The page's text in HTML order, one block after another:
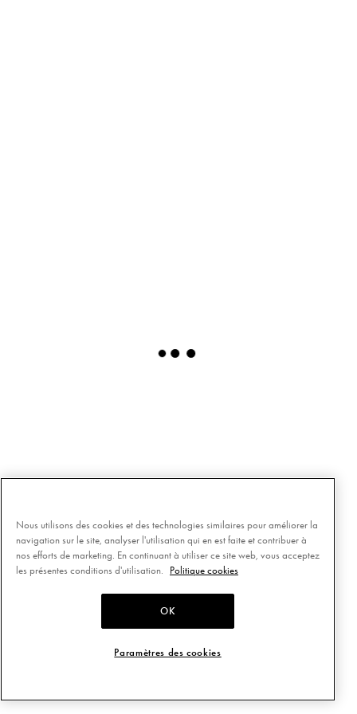
Nous utilisons des cookies et des technologies similaires pour améliorer la
navigation sur le site, analyser l'utilisation qui en est faite et contribuer à
nos efforts de marketing. En continuant à utiliser ce site web, vous acceptez
les présentes conditions d'utilisation.
Politique cookies
OK
Paramètres des cookies